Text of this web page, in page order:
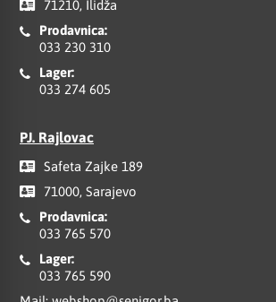
71210, Ilidža
Prodavnica:
033 230 310
Lager:
033 274 605
PJ. Rajlovac
Safeta Zajke 189
71000, Sarajevo
Prodavnica:
033 765 570
Lager:
033 765 590